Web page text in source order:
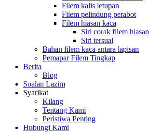
Filem kalis letupan
Filem pelindung perabot
Filem hiasan kaca
Siri corak filem hiasan
Siri tersuai
Bahan filem kaca antara lapisan
Pemapar Filem Tingkap
Berita
Blog
Soalan Lazim
Syarikat
Kilang
Tentang Kami
Peristiwa Penting
Hubungi Kami